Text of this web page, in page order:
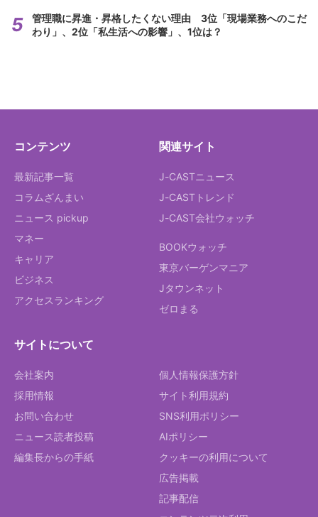
管理職に昇進・昇格したくない理由 3位「現場業務へのこだ
わり」、2位「私生活への影響」、1位は？
コンテンツ
最新記事一覧
コラムざんまい
ニュース pickup
マネー
キャリア
ビジネス
アクセスランキング
関連サイト
J-CASTニュース
J-CASTトレンド
J-CAST会社ウォッチ
BOOKウォッチ
東京バーゲンマニア
Jタウンネット
ゼロまる
サイトについて
会社案内
採用情報
お問い合わせ
ニュース読者投稿
編集長からの手紙
個人情報保護方針
サイト利用規約
SNS利用ポリシー
AIポリシー
クッキーの利用について
広告掲載
記事配信